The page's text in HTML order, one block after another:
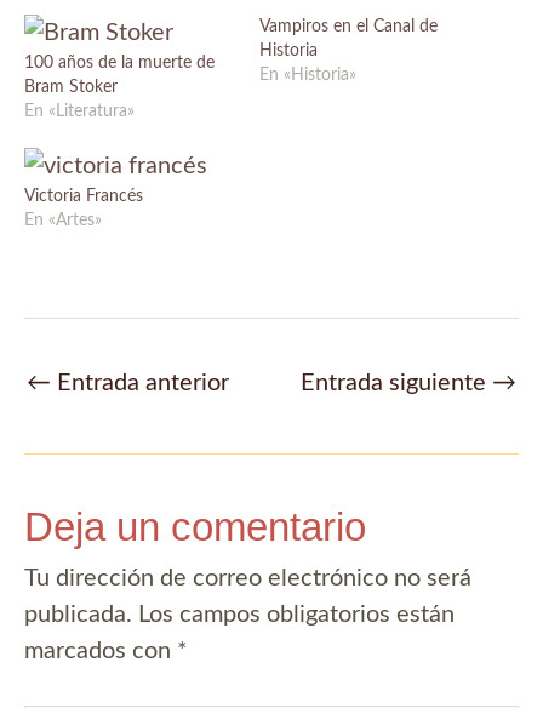
100 años de la muerte de
Bram Stoker
En «Literatura»
Vampiros en el Canal de
Historia
En «Historia»
Victoria Francés
En «Artes»
Navegación
← Entrada anterior Entrada siguiente →
Deja un comentario
Tu dirección de correo electrónico no será
publicada. Los campos obligatorios están
marcados con *